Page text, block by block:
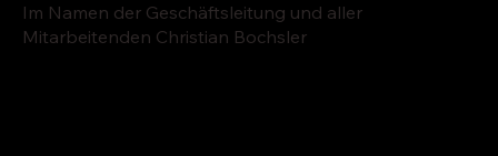
Im Namen der Geschäftsleitung und aller
Mitarbeitenden Christian Bochsler